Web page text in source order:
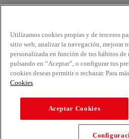
Utilizamos cookies propias y de terceros
sitio web, analizar la navegación, mejorar
personalizada en función de tus hábitos de
pulsando en “Aceptar”, o configurar tus
cookies deseas permitir o rechazar. Para
Cookies
Aceptar Cookies